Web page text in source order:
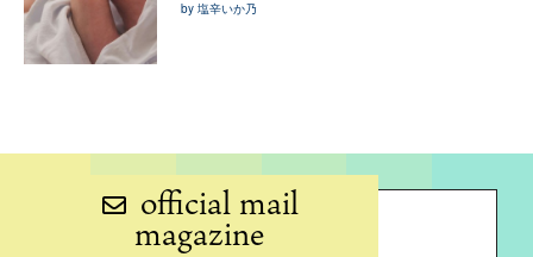
by 塩辛いか乃
official mail
magazine